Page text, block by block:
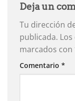
Deja un
Tu dirección
publicada.
marcados con
Comentario *